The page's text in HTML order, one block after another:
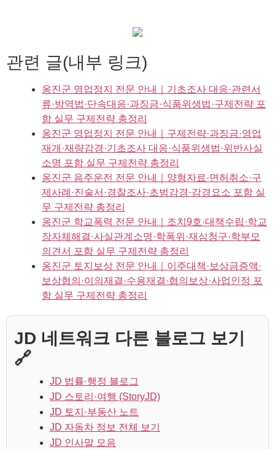
관련 글(내부 링크)
옹진군 영업정지 전문 안내｜기초조사 대응·관련서
류·방역법·단속대응·과징금·식품위생법·구제전략 포
함 실무 구제전략 총정리
옹진군 영업정지 전문 안내｜구제전략·과징금·영업
재개·재량감경·기초조사 대응·식품위생법·위반사실
소명 포함 실무 구제전략 총정리
옹진군 음주운전 전문 안내｜양형자료·면허취소·구
제사례·진술서·경찰조사·초범감경·감경요소 포함 실
무 구제전략 총정리
옹진군 학교폭력 전문 안내｜조치9호·대책수립·학교
장자체해결·사실관계소명·학폭위·재심청구·학부모
의견서 포함 실무 구제전략 총정리
옹진군 토지보상 전문 안내｜이주대책·보상금증액·
보상협의·이의재결·수용재결·협의보상·사업인정 포
함 실무 구제전략 총정리
JD 네트워크 다른 블로그 보기
🔗
JD 법률·행정 블로그
JD 스토리·여행 (StoryJD)
JD 토지·부동산 노트
JD 자동차 정보 전체 보기
JD 인사말 모음